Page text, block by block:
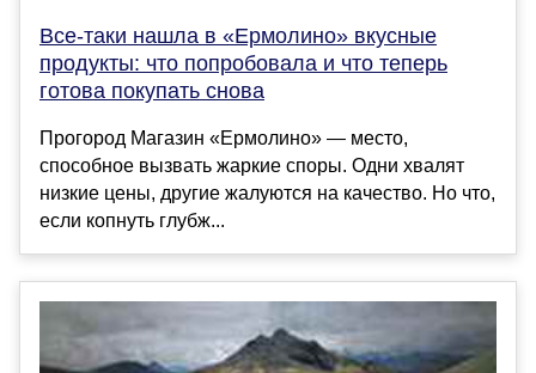
Все-таки нашла в «Ермолино» вкусные
продукты: что попробовала и что теперь
готова покупать снова
Прогород Магазин «Ермолино» — место,
способное вызвать жаркие споры. Одни хвалят
низкие цены, другие жалуются на качество. Но что,
если копнуть глубж...